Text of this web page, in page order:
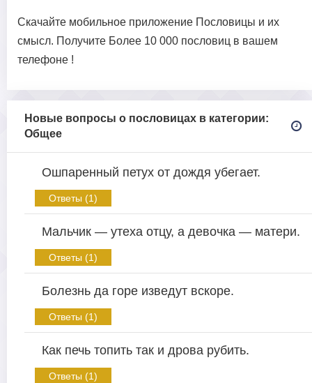
Скачайте мобильное приложение Пословицы и их
смысл. Получите Более 10 000 пословиц в вашем
телефоне !
Новые вопросы о пословицах в категории:
Общее
Ошпаренный петух от дождя убегает.
Ответы (1)
Мальчик — утеха отцу, а девочка — матери.
Ответы (1)
Болезнь да горе изведут вскоре.
Ответы (1)
Как печь топить так и дрова рубить.
Ответы (1)